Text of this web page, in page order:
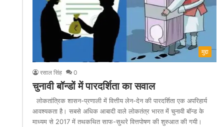
मुद्दा
रसाल सिंह 0
चुनावी बॉन्डों में पारदर्शिता का सवाल
लोकतांत्रिक शासन-प्रणाली में वित्तीय लेन-देन की पारदर्शिता एक अपरिहार्य
आवश्यकता है। सबसे अधिक आबादी वाले लोकतंत्र भारत में चुनावी बॉन्ड के
माध्यम से 2017 में तथकथित साफ-सुथरे वित्तपोषण की शुरुआत की गयी।